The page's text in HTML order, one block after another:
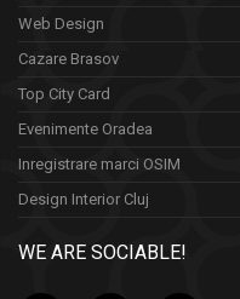
Web Design
Cazare Brasov
Top City Card
Evenimente Oradea
Inregistrare marci OSIM
Design Interior Cluj
WE ARE SOCIABLE!